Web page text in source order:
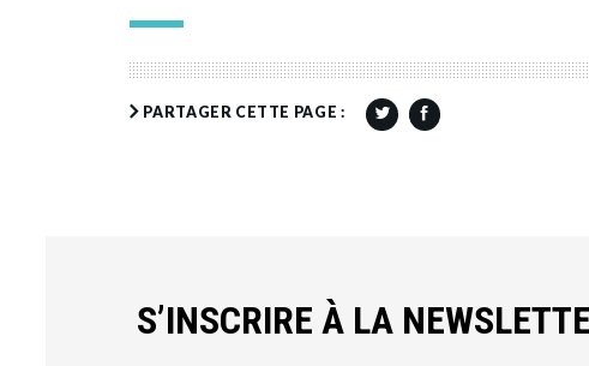
PARTAGER CETTE PAGE :
S’INSCRIRE À LA